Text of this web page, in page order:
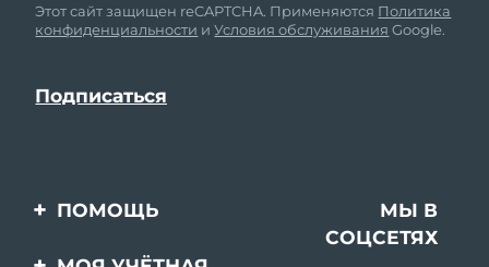
Этот сайт защищен reCAPTCHA. Применяются Политика
конфиденциальности иУсловия обслуживания Google.
ПОМОЩЬ
Свяжитесь с нами
МЫ В
СОЦСЕТЯХ